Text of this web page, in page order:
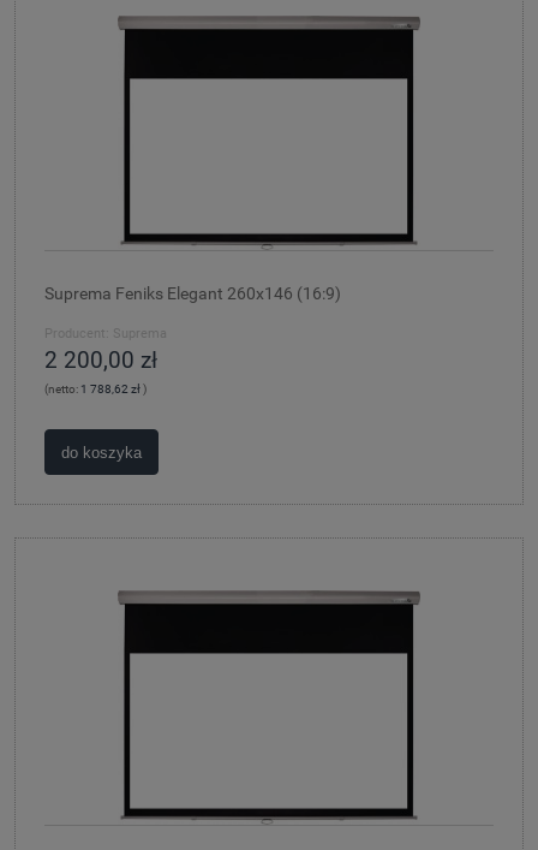
Suprema Feniks Elegant 260x146 (16:9)
Producent: Suprema
2 200,00 zł
(netto: 1 788,62 zł)
do koszyka